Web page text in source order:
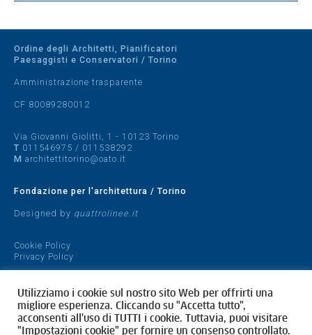
Ordine degli Architetti, Pianificatori
Paesaggisti e Conservatori / Torino
Amministrazione trasparente
CF 80089280012
Via Giovanni Giolitti, 1 - 10123 Torino
T 011546975 / 011538292
M architettitorino@oato.it
Fondazione per l'architettura / Torino
Designed by quattrolinee.it
Cookie Policy
Privacy Policy
Utilizziamo i cookie sul nostro sito Web per offrirti una
migliore esperienza. Cliccando su "Accetta tutto",
acconsenti all'uso di TUTTI i cookie. Tuttavia, puoi visitare
"Impostazioni cookie" per fornire un consenso controllato.